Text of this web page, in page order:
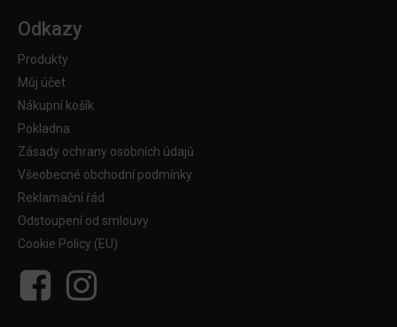
Odkazy
Produkty
Můj účet
Nákupní košík
Pokladna
Zásady ochrany osobních údajů
Všeobecné obchodní podmínky
Reklamační řád
Odstoupení od smlouvy
Cookie Policy (EU)